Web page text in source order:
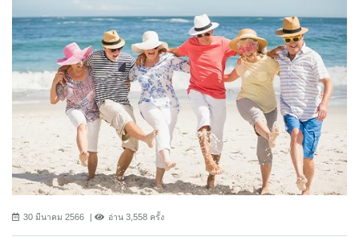
30 มีนาคม 2566 อ่าน 3,558 ครั้ง